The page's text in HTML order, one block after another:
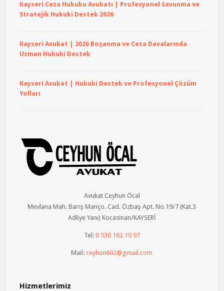
Kayseri Ceza Hukuku Avukatı | Profesyonel Savunma ve
Stratejik Hukuki Destek 2026
Kayseri Avukat | 2026 Boşanma ve Ceza Davalarında
Uzman Hukuki Destek
Kayseri Avukat | Hukuki Destek ve Profesyonel Çözüm
Yolları
Avukat Ceyhun Öcal
Mevlana Mah. Barış Manço. Cad. Özbaş Apt. No.19/7 (Kat.3
Adliye Yanı) Kocasinan/KAYSERİ
Tel: 0 530 162 10 97
Mail:ceyhun602@gmail.com
Hizmetlerimiz